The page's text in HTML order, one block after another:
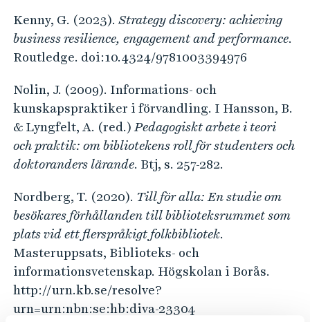
Kenny, G. (2023). Strategy discovery: achieving
business resilience, engagement and performance.
Routledge. doi:10.4324/9781003394976
Nolin, J. (2009). Informations- och
kunskapspraktiker i förvandling. I Hansson, B.
& Lyngfelt, A. (red.) Pedagogiskt arbete i teori
och praktik: om bibliotekens roll för studenters och
doktoranders lärande. Btj, s. 257-282.
Nordberg, T. (2020). Till för alla: En studie om
besökares förhållanden till biblioteksrummet som
plats vid ett flerspråkigt folkbibliotek.
Masteruppsats, Biblioteks- och
informationsvetenskap. Högskolan i Borås.
http://urn.kb.se/resolve?
urn=urn:nbn:se:hb:diva-23304